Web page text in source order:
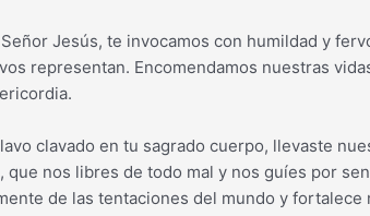
Señor Jesús, te invocamos con humildad y
representan. Encomendamos nuestras
clavado en tu sagrado cuerpo, llevaste
que nos libres de todo mal y nos guíes por
de las tentaciones del mundo y fortalece